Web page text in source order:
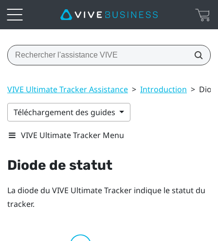
VIVE Ultimate Tracker Assistance > Introduction >
Téléchargement des guides
VIVE Ultimate Tracker Menu
Diode de statut
La diode du VIVE Ultimate Tracker indique le statut du
tracker.